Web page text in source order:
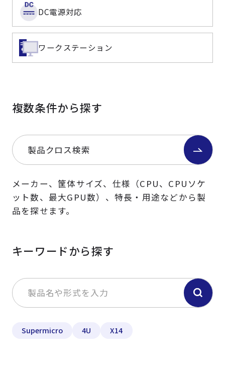
DC電源対応
ワークステーション
複数条件から探す
製品クロス検索
メーカー、筐体サイズ、仕様（CPU、CPUソケ
ット数、最大GPU数）、特長・用途などから製
品を探せます。
キーワードから探す
Supermicro 4U X14